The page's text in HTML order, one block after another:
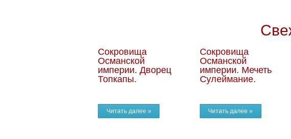
Сокровища
Османской
империи. Дворец
Топкапы.
Читать далее »
Сокровища
Османской
империи. Мечеть
Сулеймание.
Читать далее »